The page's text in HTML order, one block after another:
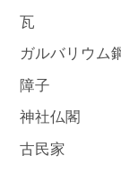
瓦
ガルバリウム
障子
神社仏閣
古民家